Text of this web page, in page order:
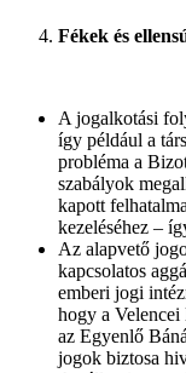
Fékek és
A jogalkotási
így például a
probléma a
szabályok
kapott
kezeléséhez –
Az alapvető
kapcsolatos
emberi jogi
hogy a
az Egyenlő
jogok biztosa